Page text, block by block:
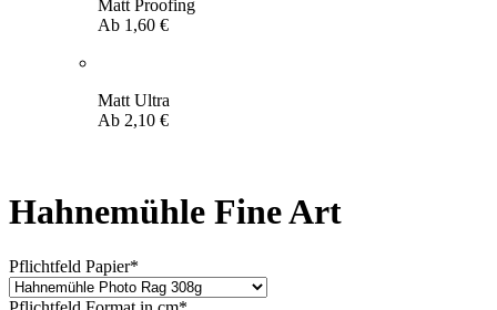
Matt Proofing
Ab 1,60 €
Matt Ultra
Ab 2,10 €
Hahnemühle Fine Art
Pflichtfeld Papier*